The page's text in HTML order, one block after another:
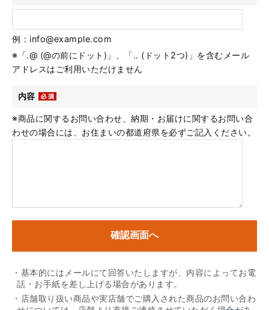
例：info@example.com
※「.@ (@の前にドット)」、「.. (ドット2つ)」を含むメール
アドレスはご利用いただけません
内容
※商品に関するお問い合わせ、納期・お届けに関するお問い合
わせの場合には、お住まいの都道府県を必ずご記入ください。
・基本的にはメールにて回答いたしますが、内容によってお電
話・お手紙を差し上げる場合があります。
・店舗取り扱い商品や実店舗でご購入された商品のお問い合わ